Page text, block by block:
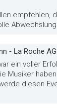
empfehlen,
- La Roche AG
ein voller
Musiker
diesen